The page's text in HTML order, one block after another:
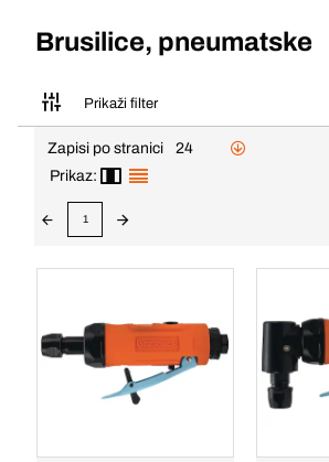
Brusilice, pneumatske
Prikaži filter
Zapisi po stranici
24
Prikaz:
1